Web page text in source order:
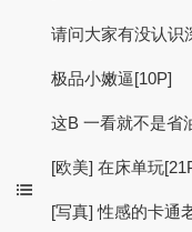
请问大家有没认识
极品小嫩逼[10P]
这B 一看就不是省
[欧美] 在床单玩
[写真] 性感的卡通